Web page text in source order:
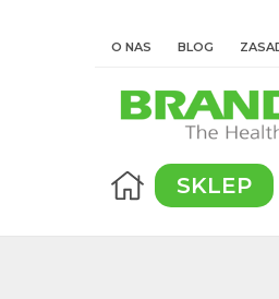
O NAS BLOG
SKLEP